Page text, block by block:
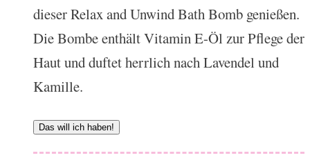
dieser Relax and Unwind Bath Bomb genießen.
Die Bombe enthält Vitamin E-Öl zur Pflege der
Haut und duftet herrlich nach Lavendel und
Kamille.
Das will ich haben!